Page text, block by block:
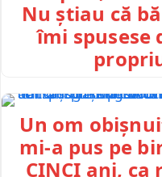
Nu știau că
îmi spusese
Un om
mi-a pus pe
CINCI ani, ca